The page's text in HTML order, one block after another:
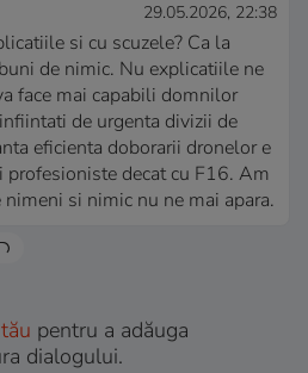
29.05.2026, 22:38
si cu scuzele? Ca la
de nimic. Nu explicatiile ne
face mai capabili domnilor
de urgenta divizii de
eficienta doborarii dronelor e
profesioniste decat cu F16. Am
nimeni si nimic nu ne mai apara.
pentru a adăuga
dialogului.